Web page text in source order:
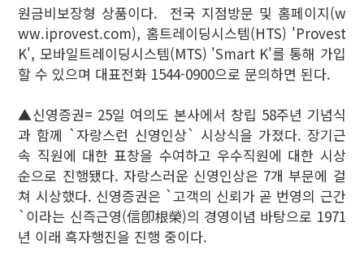
원금비보장형 상품이다. 전국 지점방문 및 홈페이지(w
ww.iprovest.com), 홈트레이딩시스템(HTS) 'Provest
K', 모바일트레이딩시스템(MTS) 'Smart K'를 통해 가입
할 수 있으며 대표전화 1544-0900으로 문의하면 된다.
▲신영증권= 25일 여의도 본사에서 창립 58주년 기념식
과 함께 `자랑스런 신영인상` 시상식을 가졌다. 장기근
속 직원에 대한 표창을 수여하고 우수직원에 대한 시상
순으로 진행됐다. 자랑스러운 신영인상은 7개 부문에 걸
쳐 시상했다. 신영증권은 `고객의 신뢰가 곧 번영의 근간
`이라는 신즉근영(信卽根榮)의 경영이념 바탕으로 1971
년 이래 흑자행진을 진행 중이다.